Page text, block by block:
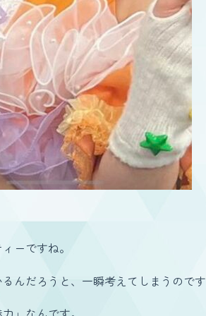
ーですね。
んだろうと、一瞬考えてしまうので